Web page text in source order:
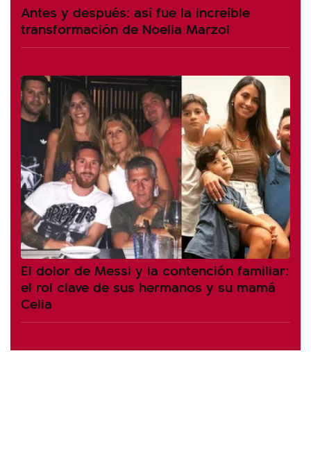
Antes y después: así fue la increíble
transformación de Noelia Marzol
El dolor de Messi y la contención familiar:
el rol clave de sus hermanos y su mamá
Celia